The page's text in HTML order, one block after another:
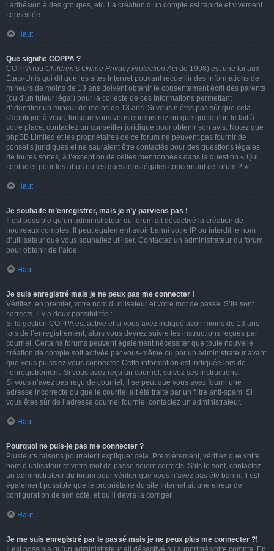
l’adhésion à des groupes, etc. La création d’un compte est rapide et vivement
conseillée.
Haut
Que signifie COPPA ?
COPPA (ou Children’s Online Privacy Protection Actde 1998) est une loi aux
États-Unis qui dit que les sites Internet pouvant recueillir des informations de
mineurs de moins de 13 ans doivent obtenir le consentement écrit des parents
(ou d’un tuteur légal) pour la collecte de ces informations permettant
d’identifier un mineur de moins de 13 ans. Si vous n’êtes pas sûr que cela
s’applique à vous, lorsque vous vous enregistrez ou que quelqu’un le fait à
votre place, contactez un conseiller juridique pour obtenir son avis. Notez que
phpBB Limited et les propriétaires de ce forum ne peuvent pas fournir de
conseils juridiques et ne sauraient être contactés pour des questions légales
de toutes sortes, à l’exception de celles mentionnées dans la question « Qui
contacter pour les abus ou les questions légales concernant ce forum ? ».
Haut
Je souhaite m’enregistrer, mais je n’y parviens pas !
Il est possible qu’un administrateur du forum ait désactivé la création de
nouveaux comptes. Il peut également avoir banni votre IP ou interdit le nom
d’utilisateur que vous souhaitez utiliser. Contactez un administrateur du forum
pour obtenir de l’aide.
Haut
Je suis enregistré mais je ne peux pas me connecter !
Vérifiez, en premier, votre nom d’utilisateur et votre mot de passe. S’ils sont
corrects, il y a deux possibilités :
Si la gestion COPPA est active et si vous avez indiqué avoir moins de 13 ans
lors de l’enregistrement, alors vous devrez suivre les instructions reçues par
courriel. Certains forums peuvent également nécessiter que toute nouvelle
création de compte soit activée par vous-même ou par un administrateur avant
que vous puissiez vous connecter. Cette information est indiquée lors de
l’enregistrement. Si vous avez reçu un courriel, suivez ses instructions.
Si vous n’avez pas reçu de courriel, il se peut que vous ayez fourni une
adresse incorrecte ou que le courriel ait été traité par un filtre anti-spam. Si
vous êtes sûr de l’adresse courriel fournie, contactez un administrateur.
Haut
Pourquoi ne puis-je pas me connecter ?
Plusieurs raisons pourraient expliquer cela. Premièrement, vérifiez que votre
nom d’utilisateur et votre mot de passe soient corrects. S’ils le sont, contactez
un administrateur du forum pour vérifier que vous n’avez pas été banni. Il est
également possible que le propriétaire du site Internet ait une erreur de
configuration de son côté, et qu’il devra la corriger.
Haut
Je me suis enregistré par le passé mais je ne peux plus me connecter ?!
Il est possible qu’un administrateur ait désactivé ou supprimé votre compte. En